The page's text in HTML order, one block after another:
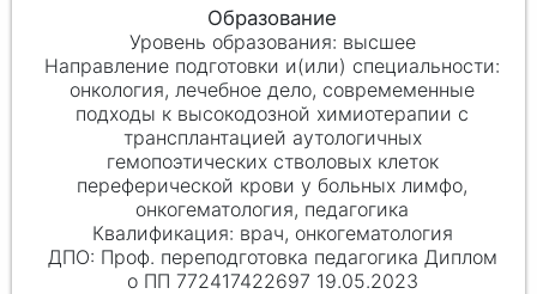
высшее
онкология, лечебное дело, совремеменные
подходы к высокодозной химиотерапии с
трансплантацией аутологичных
гемопоэтических стволовых клеток
переферической крови у больных лимфо,
онкогематология, педагогика
врач, онкогематология
Проф. переподготовка педагогика Диплом
о ПП 772417422697 19.05.2023